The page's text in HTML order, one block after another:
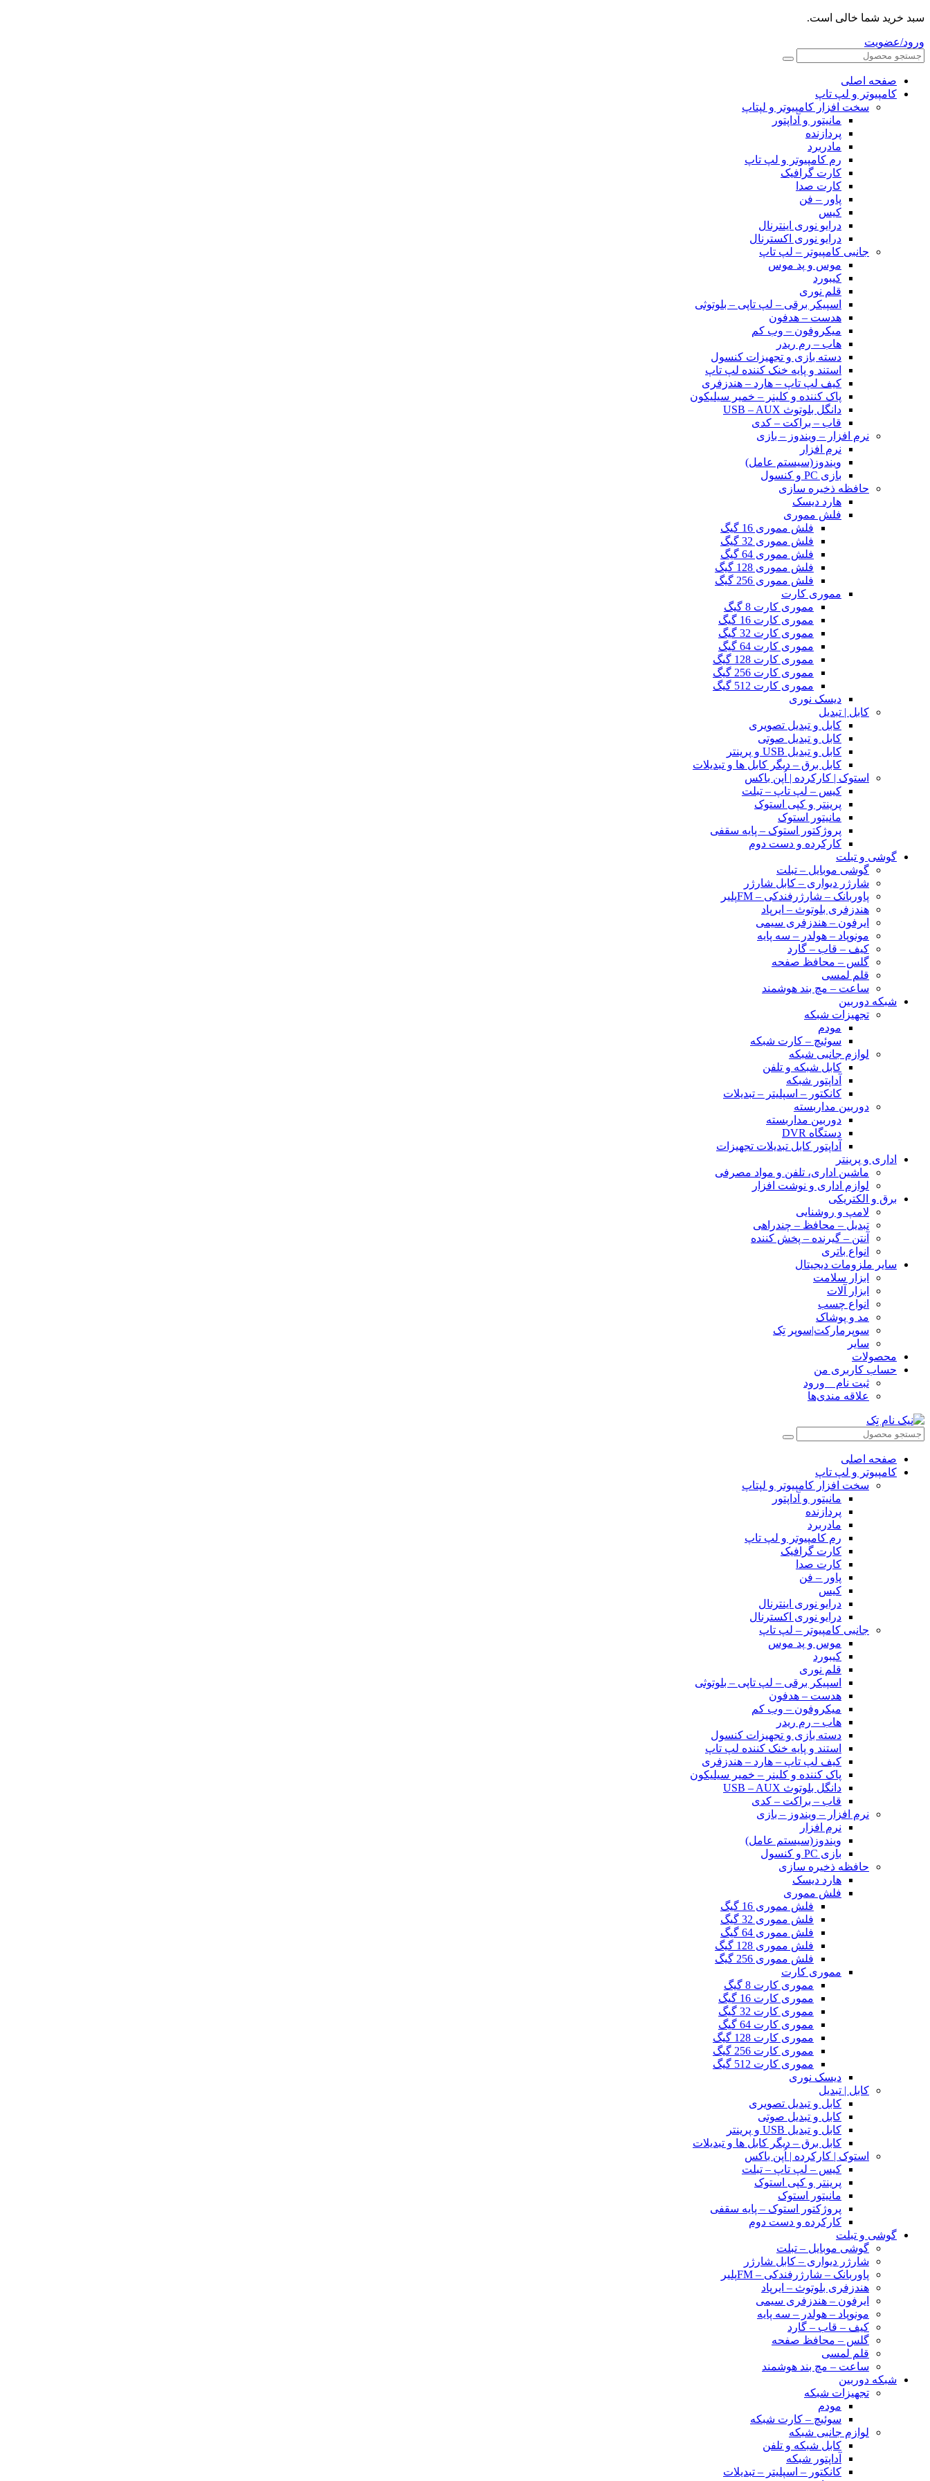
سبد خرید شما خالی است.
ورود/عضویت
صفحه اصلی
کامپیوتر و‌‌‌‌‌ لپ تاپ
سخت افزار کامپیوتر و لپتاپ
مانیتور و آداپتور
پردازنده
مادربرد
رم کامپیوتر و لپ تاپ
کارت گرافیک
کارت صدا
پاور – فن
کیس
درایو نوری اینترنال
درایو نوری اکسترنال
جانبی کامپیوتر – لپ تاپ
موس و پد موس
کیبورد
قلم نوری
اسپیکر برقی – لپ تاپی – بلوتوثی
هدست – هدفون
میکروفون – وب کم
هاب – رم ریدر
دسته بازی و تجهیزات کنسول
استند و پایه خنک کننده لپ تاپ
کیف لپ تاپ – هارد – هندزفری
پاک کننده و کلینر – خمیر سیلیکون
دانگل بلوتوث USB – AUX
قاب – براکت – کدی
نرم افزار – ویندوز – بازی
نرم افزار
ویندوز(سیستم عامل)
بازی PC و کنسول
حافظه ذخیره سازی
هارد دیسک
فلش مموری
فلش مموری 16 گیگ
فلش مموری 32 گیگ
فلش مموری 64 گیگ
فلش مموری 128 گیگ
فلش مموری 256 گیگ
مموری کارت
مموری کارت 8 گیگ
مموری کارت 16 گیگ
مموری کارت 32 گیگ
مموری کارت 64 گیگ
مموری کارت 128 گیگ
مموری کارت 256 گیگ
مموری کارت 512 گیگ
دیسک نوری
کابل | تبدیل
کابل و تبدیل تصویری
کابل و تبدیل صوتی
کابل و تبدیل USB و پرینتر
کابل برق – دیگر کابل ها و تبدیلات
استوک | کارکرده | اُپن باکس
کیس – لپ تاپ – تبلت
پرینتر و کپی استوک
مانیتور استوک
پروژکتور استوک – پایه سقفی
کارکرده و دست دوم
گوشی و تبلت
گوشی موبایل – تبلت
شارژر دیواری – کابل شارژر
پاوربانک – شارژرفندکی – FMپلیر
هندزفری بلوتوث – ایرپاد
ایرفون – هندزفری سیمی
مونوپاد – هولدر – سه پایه
کیف – قاب – گارد
گلس – محافظ صفحه
قلم لمسی
ساعت – مچ بند هوشمند
شبکه دوربین
تجهیزات شبکه
مودم
سوئیچ – کارت شبکه
لوازم جانبی شبکه
کابل شبکه و تلفن
آداپتور شبکه
کانکتور – اسپلیتر – تبدیلات
دوربین مداربسته
دوربین مداربسته
دستگاه DVR
آداپتور کابل تبدیلات تجهیزات
اداری و پرینتر
ماشین اداری، تلفن و مواد مصرفی
لوازم اداری و نوشت افزار
برق و الکتریکی
لامپ و روشنایی
تبدیل – محافظ – چندراهی
آنتن – گیرنده – پخش کننده
انواع باتری
سایر ملزومات دیجیتال
ابزار سلامت
ابزار آلات
انواع چسب
مد و پوشاک
سوپرمارکت|سوپر تِک
سایر
محصولات
حساب کاربری من
ثبت نام _ ورود
علاقه مندی‌ها
صفحه اصلی
کامپیوتر و‌‌‌‌‌ لپ تاپ
سخت افزار کامپیوتر و لپتاپ
مانیتور و آداپتور
پردازنده
مادربرد
رم کامپیوتر و لپ تاپ
کارت گرافیک
کارت صدا
پاور – فن
کیس
درایو نوری اینترنال
درایو نوری اکسترنال
جانبی کامپیوتر – لپ تاپ
موس و پد موس
کیبورد
قلم نوری
اسپیکر برقی – لپ تاپی – بلوتوثی
هدست – هدفون
میکروفون – وب کم
هاب – رم ریدر
دسته بازی و تجهیزات کنسول
استند و پایه خنک کننده لپ تاپ
کیف لپ تاپ – هارد – هندزفری
پاک کننده و کلینر – خمیر سیلیکون
دانگل بلوتوث USB – AUX
قاب – براکت – کدی
نرم افزار – ویندوز – بازی
نرم افزار
ویندوز(سیستم عامل)
بازی PC و کنسول
حافظه ذخیره سازی
هارد دیسک
فلش مموری
فلش مموری 16 گیگ
فلش مموری 32 گیگ
فلش مموری 64 گیگ
فلش مموری 128 گیگ
فلش مموری 256 گیگ
مموری کارت
مموری کارت 8 گیگ
مموری کارت 16 گیگ
مموری کارت 32 گیگ
مموری کارت 64 گیگ
مموری کارت 128 گیگ
مموری کارت 256 گیگ
مموری کارت 512 گیگ
دیسک نوری
کابل | تبدیل
کابل و تبدیل تصویری
کابل و تبدیل صوتی
کابل و تبدیل USB و پرینتر
کابل برق – دیگر کابل ها و تبدیلات
استوک | کارکرده | اُپن باکس
کیس – لپ تاپ – تبلت
پرینتر و کپی استوک
مانیتور استوک
پروژکتور استوک – پایه سقفی
کارکرده و دست دوم
گوشی و تبلت
گوشی موبایل – تبلت
شارژر دیواری – کابل شارژر
پاوربانک – شارژرفندکی – FMپلیر
هندزفری بلوتوث – ایرپاد
ایرفون – هندزفری سیمی
مونوپاد – هولدر – سه پایه
کیف – قاب – گارد
گلس – محافظ صفحه
قلم لمسی
ساعت – مچ بند هوشمند
شبکه دوربین
تجهیزات شبکه
مودم
سوئیچ – کارت شبکه
لوازم جانبی شبکه
کابل شبکه و تلفن
آداپتور شبکه
کانکتور – اسپلیتر – تبدیلات